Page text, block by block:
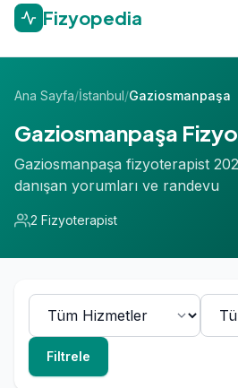
Fizyopedia
Ana Sayfa/İstanbul/Gaziosmanpaşa
Gaziosmanpaşa
Gaziosmanpaşa fizyoterapist
danışan yorumları ve randevu
2 Fizyoterapist
Filtrele